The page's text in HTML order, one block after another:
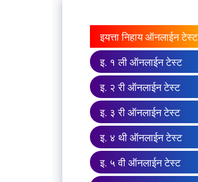
इयत्ता निहाय ऑनलाईन टेस्ट
इ. १ ली ऑनलाईन टेस्ट
इ. २ री ऑनलाईन टेस्ट
इ. ३ री ऑनलाईन टेस्ट
इ. ४ थी ऑनलाईन टेस्ट
इ. ५ वी ऑनलाईन टेस्ट